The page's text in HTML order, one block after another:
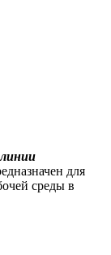
для
среды в